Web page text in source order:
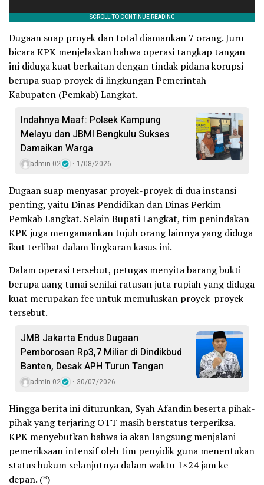
Dugaan suap proyek dan total diamankan 7 orang. Juru
bicara KPK menjelaskan bahwa operasi tangkap tangan
ini diduga kuat berkaitan dengan tindak pidana korupsi
berupa suap proyek di lingkungan Pemerintah
Kabupaten (Pemkab) Langkat.
Indahnya Maaf: Polsek Kampung
Melayu dan JBMI Bengkulu Sukses
Damaikan Warga
admin 02 1/08/2026
Dugaan suap menyasar proyek-proyek di dua instansi
penting, yaitu Dinas Pendidikan dan Dinas Perkim
Pemkab Langkat. Selain Bupati Langkat, tim penindakan
KPK juga mengamankan tujuh orang lainnya yang diduga
ikut terlibat dalam lingkaran kasus ini.
Dalam operasi tersebut, petugas menyita barang bukti
berupa uang tunai senilai ratusan juta rupiah yang diduga
kuat merupakan fee untuk memuluskan proyek-proyek
tersebut.
JMB Jakarta Endus Dugaan
Pemborosan Rp3,7 Miliar di Dindikbud
Banten, Desak APH Turun Tangan
admin 02 30/07/2026
Hingga berita ini diturunkan, Syah Afandin beserta pihak-
pihak yang terjaring OTT masih berstatus terperiksa.
KPK menyebutkan bahwa ia akan langsung menjalani
pemeriksaan intensif oleh tim penyidik guna menentukan
status hukum selanjutnya dalam waktu 1×24 jam ke
depan. (*)